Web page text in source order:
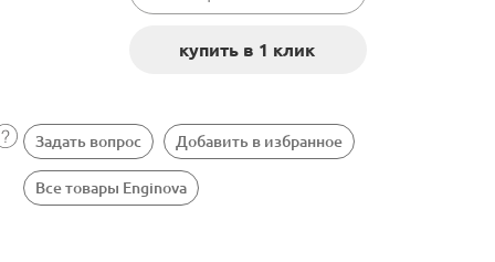
Задать вопрос Добавить в избранное
Все товары Enginova